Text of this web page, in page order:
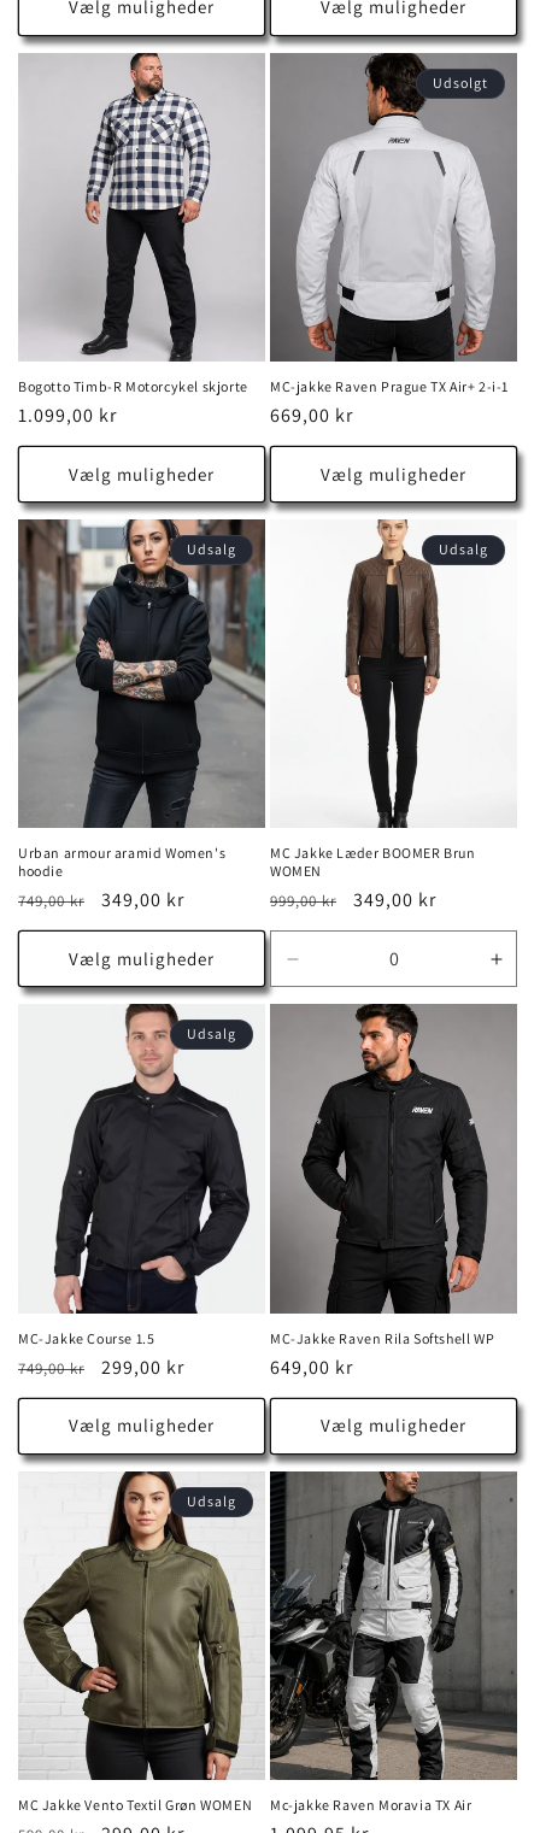
Vælg muligheder Vælg muligheder
Bogotto Timb-R Motorcykel skjorte
Normalpris
1.099,00 kr
Vælg muligheder
Udsolgt
MC-jakke Raven Prague TX Air+ 2-i-1
Normalpris
669,00 kr
Vælg muligheder
Udsalg
Urban armour aramid Women's
hoodie
Normalpris
749,00 kr Udsalgspris
349,00 kr
Vælg muligheder
Udsalg
MC Jakke Læder BOOMER Brun
WOMEN
Normalpris
999,00 kr Udsalgspris
349,00 kr
antallet
medium
Øg
Udsalg
MC-Jakke Course 1.5
Normalpris
749,00 kr Udsalgspris
299,00 kr
Vælg muligheder
MC-Jakke Raven Rila Softshell WP
Normalpris
649,00 kr
Vælg muligheder
Udsalg
MC Jakke Vento Textil Grøn WOMEN Mc-jakke Raven Moravia TX Air